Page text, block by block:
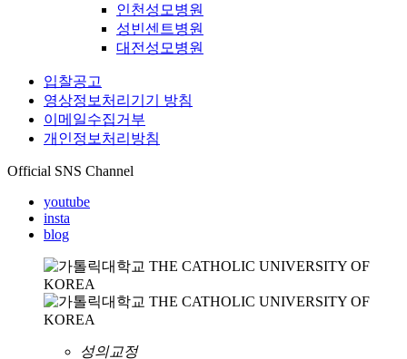
인천성모병원
성빈센트병원
대전성모병원
입찰공고
영상정보처리기기 방침
이메일수집거부
개인정보처리방침
Official SNS Channel
youtube
insta
blog
성의교정